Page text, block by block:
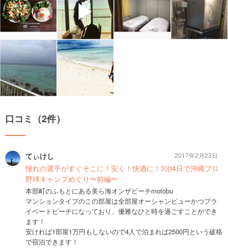
▶
口コミ（2件）
てぃけし
憧れの選手がすぐそこに！安く！快適に！3泊4日で沖縄プロ
野球キャンプめぐり〜前編〜
本部町のふもとにある美ら海オンザビーチmotobu
マンションタイプのこの部屋は全部屋オーシャンビューかつプラ
イベートビーチになっており、優雅なひと時を過ごすことができ
ます！
安ければ1部屋1万円もしないので4人で泊まれば2500円という破格
で宿泊できます！
2017年2月23日